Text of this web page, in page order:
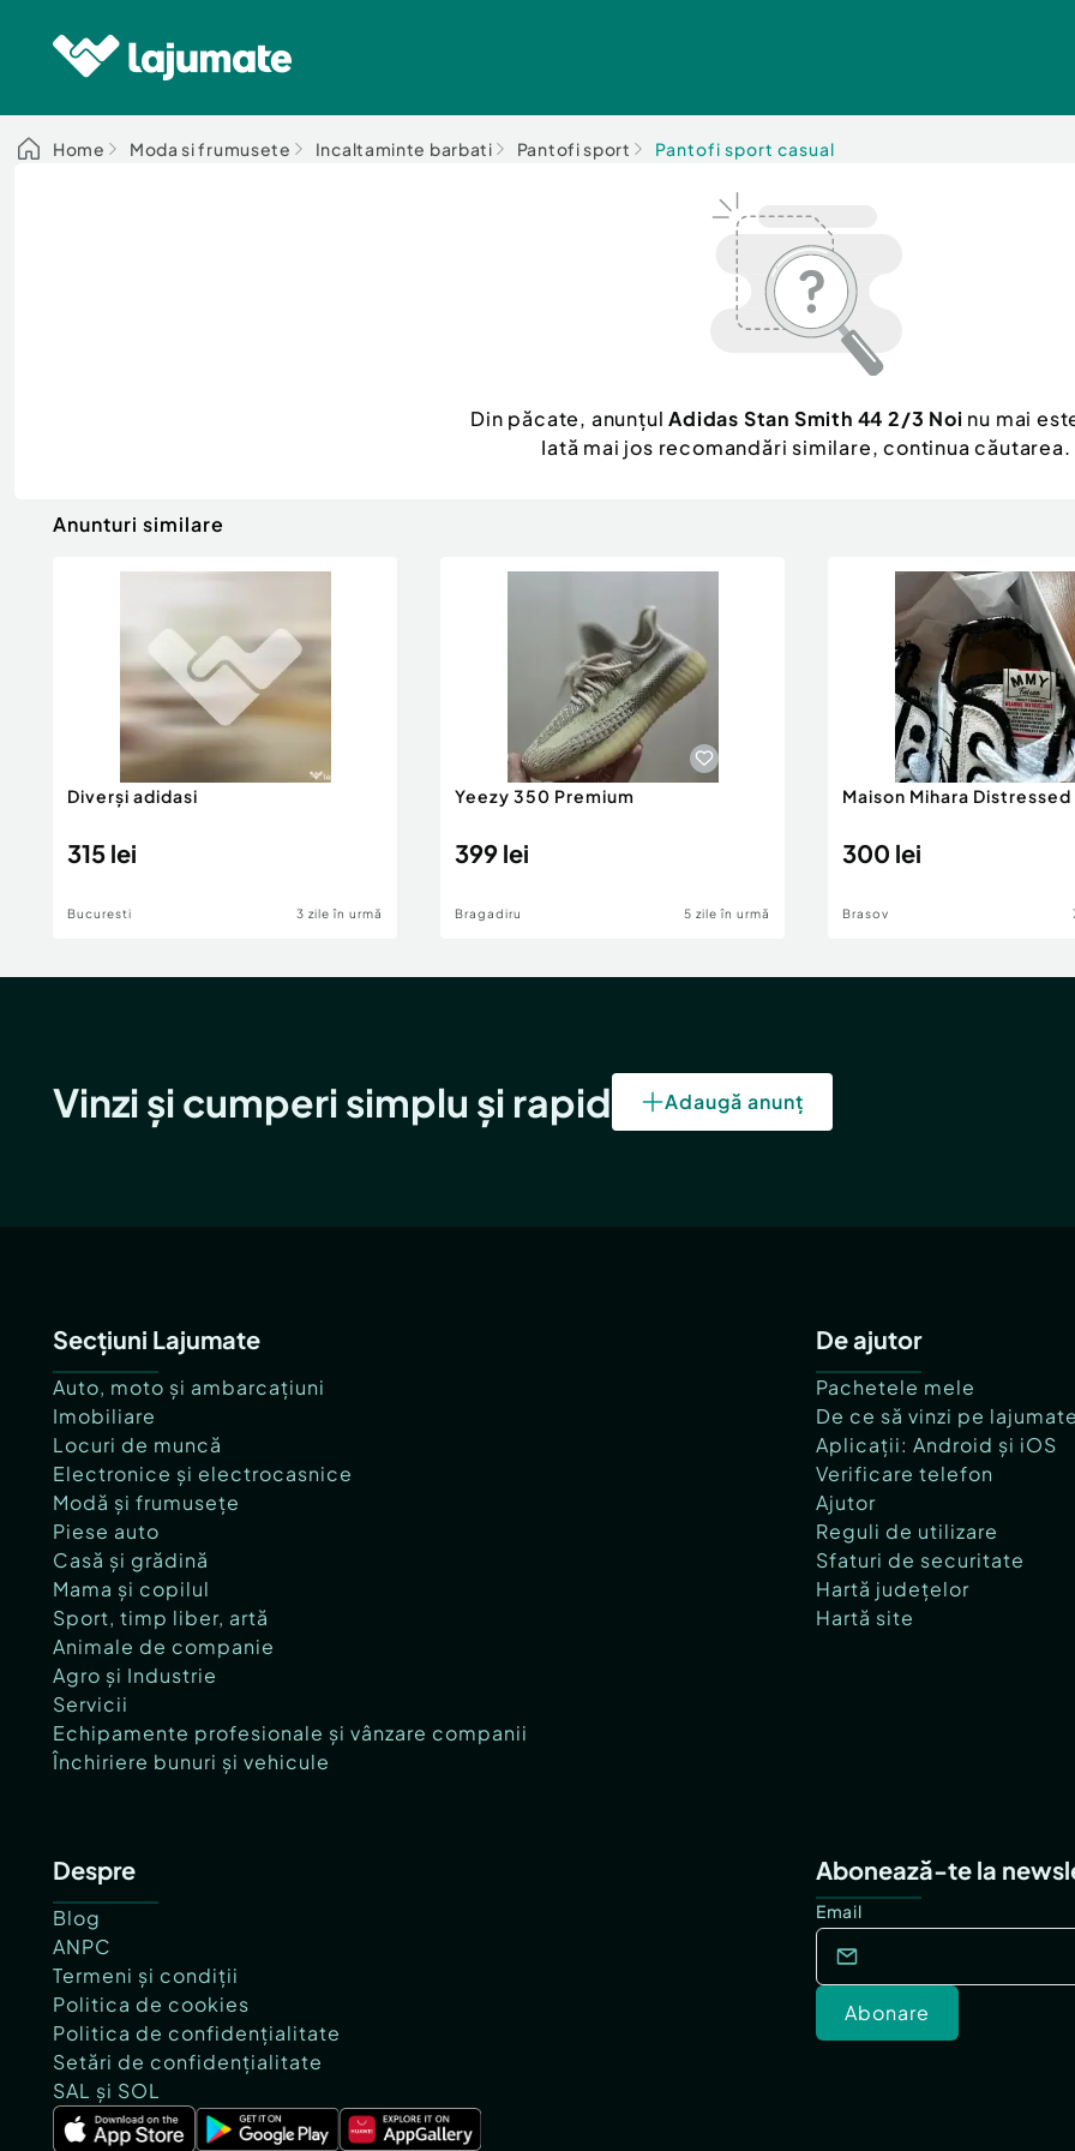
Home Moda si frumusete Incaltaminte barbati Pantofi sport Pantofi sport casual
Din păcate, anunțulAdidas Stan Smith 44 2/3 Noi nu mai
Iată mai jos recomandări similare, continua căutarea.
Anunturi similare
Diverși adidasi
315 lei
Bucuresti 3 zile în urmă
Yeezy 350 Premium
399 lei
Bragadiru 5 zile în urmă
Maison Mihara Distressed
300 lei
Brasov
Vinzi și cumperi simplu și rapid Adaugă anunț
Secțiuni Lajumate
Auto, moto și ambarcațiuni
Imobiliare
Locuri de muncă
Electronice și electrocasnice
Modă și frumusețe
Piese auto
Casă și grădină
Mama și copilul
Sport, timp liber, artă
Animale de companie
Agro și Industrie
Servicii
Echipamente profesionale și vânzare companii
Închiriere bunuri și vehicule
De ajutor
Pachetele mele
De ce să vinzi pe
Aplicații: Android și iOS
Verificare telefon
Ajutor
Reguli de utilizare
Sfaturi de securitate
Hartă județelor
Hartă site
Despre
Blog
ANPC
Termeni și condiții
Politica de cookies
Politica de confidențialitate
Setări de confidențialitate
SAL și SOL
Abonează-te la
Email
Abonare